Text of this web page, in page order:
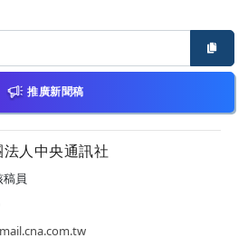
推廣新聞稿
人中央通訊社
員